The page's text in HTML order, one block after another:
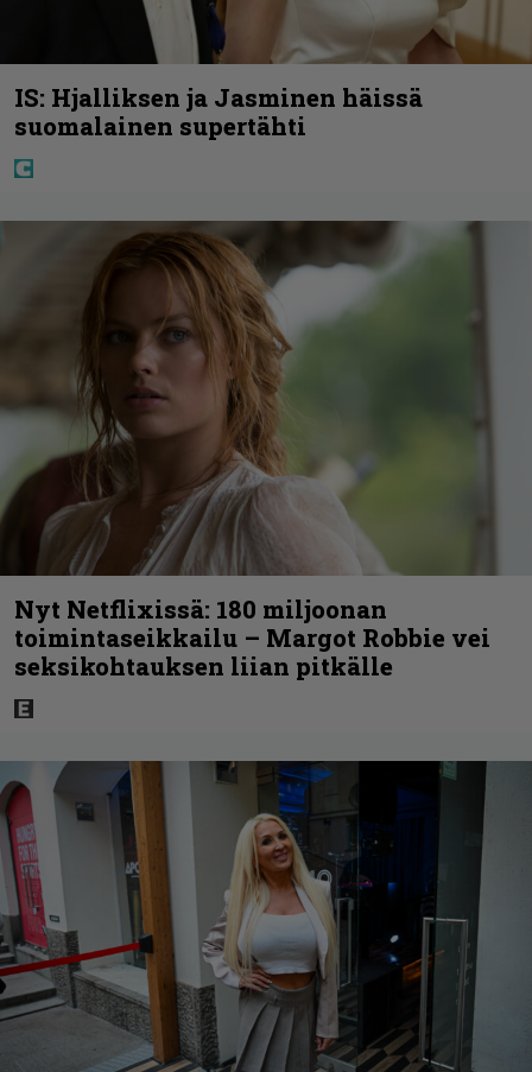
IS: Hjalliksen ja Jasminen häissä
suomalainen supertähti
Nyt Netflixissä: 180 miljoonan
toimintaseikkailu – Margot Robbie vei
seksikohtauksen liian pitkälle